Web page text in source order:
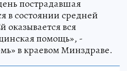
пострадавшая
в состоянии средней
оказывается вся
помощь», -
в краевом Минздраве.